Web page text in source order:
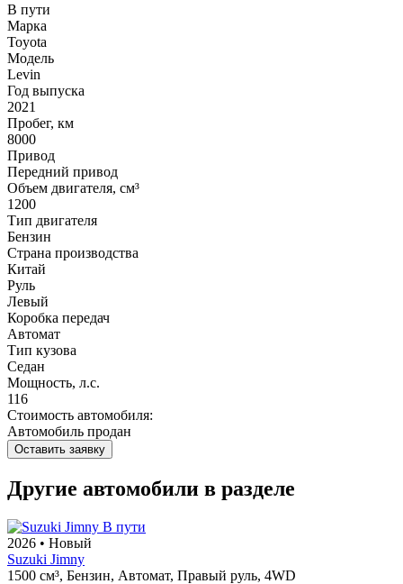
В пути
Марка
Toyota
Модель
Levin
Год выпуска
2021
Пробег, км
8000
Привод
Передний привод
Объем двигателя, см³
1200
Тип двигателя
Бензин
Страна производства
Китай
Руль
Левый
Коробка передач
Автомат
Тип кузова
Седан
Мощность, л.с.
116
Стоимость автомобиля:
Автомобиль продан
Оставить заявку
Другие автомобили в разделе
В пути
2026 • Новый
Suzuki Jimny
1500 см³, Бензин, Автомат, Правый руль, 4WD